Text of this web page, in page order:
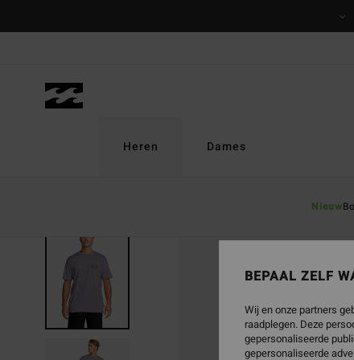
Heren
Nieuw
Dames
BEPAAL ZELF
Wij en onze partners
raadplegen. Deze
gepersonaliseerde
gepersonaliseerde